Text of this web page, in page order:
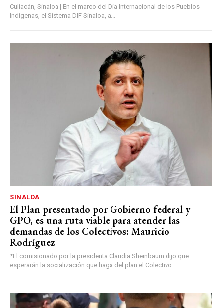
Culiacán, Sinaloa | En el marco del Día Internacional de los Pueblos
Indígenas, el Sistema DIF Sinaloa, a...
SINALOA
El Plan presentado por Gobierno federal y
GPO, es una ruta viable para atender las
demandas de los Colectivos: Mauricio
Rodríguez
*El comisionado por la presidenta Claudia Sheinbaum dijo que
esperarán la socialización que haga del plan el Colectivo...